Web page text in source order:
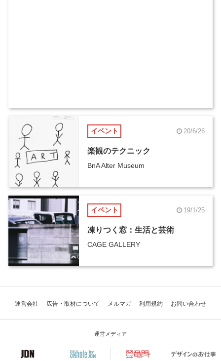
イベント 20/6/26
楽観のテクニック
BnA Alter Museum
イベント 19/1/25
凍りつく窓：生活と芸術
CAGE GALLERY
運営会社 広告・取材について メルマガ 利用規約 お問い合わせ
運営メディア